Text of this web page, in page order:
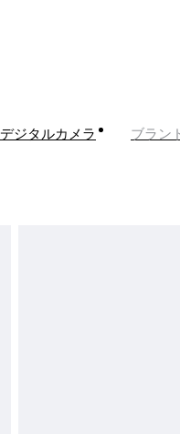
デジタルカメラ ブラン